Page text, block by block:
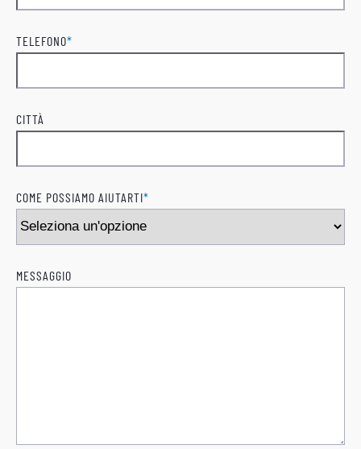
TELEFONO*
CITTÀ
COME POSSIAMO AIUTARTI*
MESSAGGIO